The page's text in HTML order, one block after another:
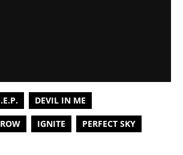
DEVIL IN ME
IGNITE PERFECT SKY